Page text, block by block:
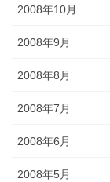
2008年10月
2008年9月
2008年8月
2008年7月
2008年6月
2008年5月